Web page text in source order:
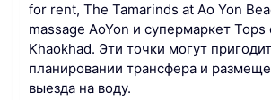
for rent, The Tamarinds at Ao Yon
massage AoYon и супермаркет Tops
Khaokhad. Эти точки могут
планировании трансфера и
выезда на воду.